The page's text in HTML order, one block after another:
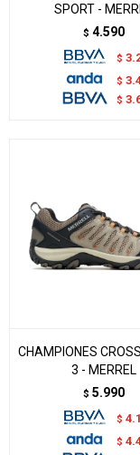
SPORT -
$ 4.590
$
$
$
CHAMPIONES
3 - MERREL
$ 5.990
$
$